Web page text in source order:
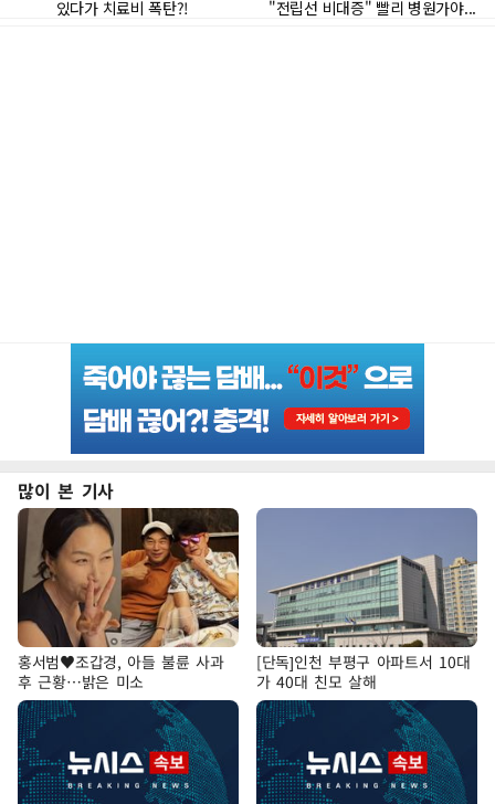
많이 본 기사
홍서범♥조갑경, 아들 불륜 사과
후 근황…밝은 미소
[단독]인천 부평구 아파트서 10대
가 40대 친모 살해